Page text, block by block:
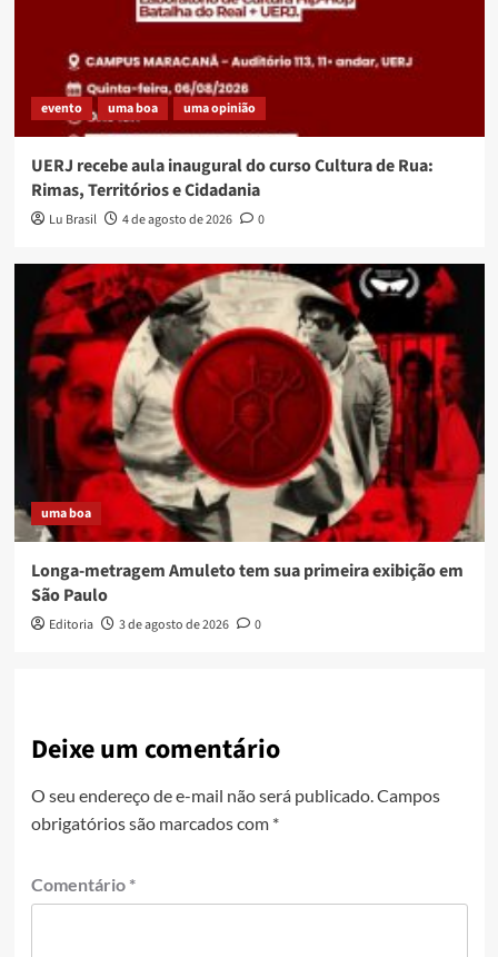
evento uma boa uma opinião
UERJ recebe aula inaugural do curso Cultura de Rua:
Rimas, Territórios e Cidadania
Lu Brasil 4 de agosto de 2026 0
uma boa
Longa-metragem Amuleto tem sua primeira exibição em
São Paulo
Editoria 3 de agosto de 2026 0
Deixe um comentário
O seu endereço de e-mail não será publicado.Campos
obrigatórios são marcados com *
Comentário *